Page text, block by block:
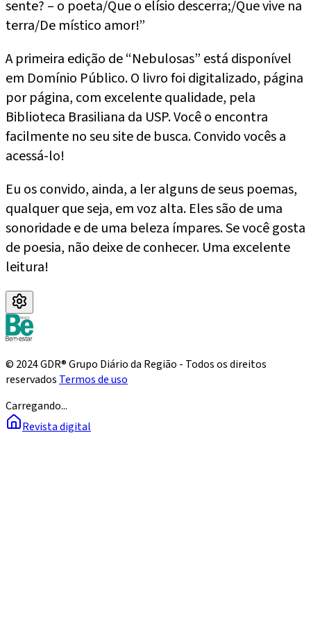
sente? – o poeta/Que o elísio descerra;/Que vive na
terra/De místico amor!”
A primeira edição de “Nebulosas” está disponível
em Domínio Público. O livro foi digitalizado, página
por página, com excelente qualidade, pela
Biblioteca Brasiliana da USP. Você o encontra
facilmente no seu site de busca. Convido vocês a
acessá-lo!
Eu os convido, ainda, a ler alguns de seus poemas,
qualquer que seja, em voz alta. Eles são de uma
sonoridade e de uma beleza ímpares. Se você gosta
de poesia, não deixe de conhecer. Uma excelente
leitura!
© 2024 GDR® Grupo Diário da Região - Todos os direitos
reservados Termos de uso
Carregando...
Revista digital